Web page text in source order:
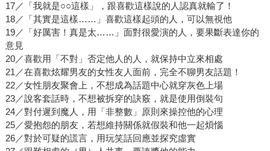
17／「我就是○○這樣」，跟喜歡這樣說的人認真就輸了！
18／「其實是這樣……」喜歡這樣起頭的人，可以無視他
19／「好厲害！真是太……」面對很愛演的人，要果斷表達你的
意見
20／喜歡用「不對」否定他人的人，就保持中立來相處
21／在喜歡炫耀男友的女性友人面前，完全不聊男友話題！
22／女性朋友聚會上，不想成為話題中心就穿灰色上場
23／說客套話時，不想被拆穿的訣竅，就是使用倒裝句
24／對付遲到魔人，用「非整數」原則來操控他的心理
25／愛抱怨的朋友，若想維持關係就假裝和他一起煩惱
26／對於可疑的謊言，用玩笑話回應並探究虛實